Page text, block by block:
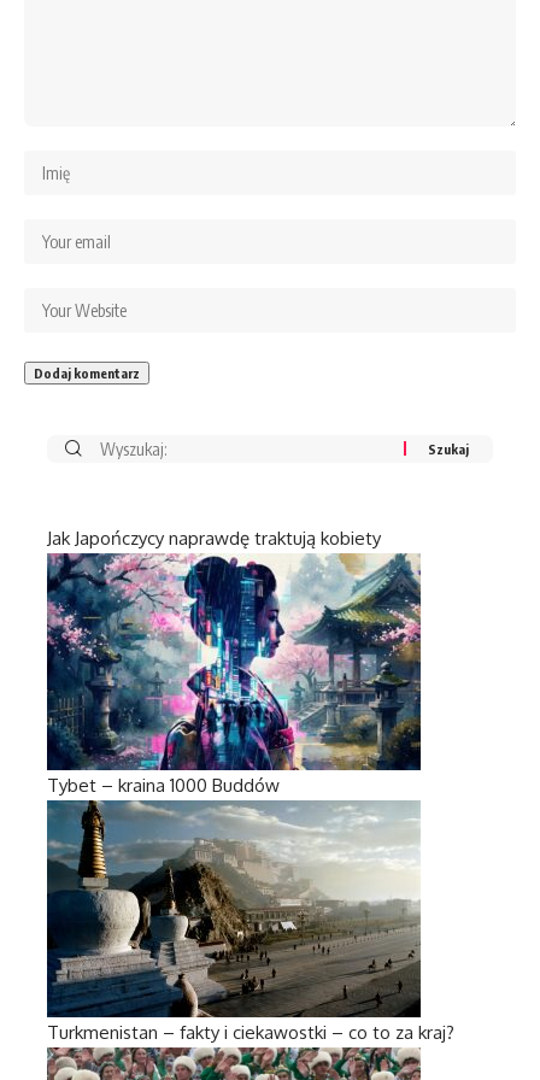
Jak Japończycy naprawdę traktują kobiety
Tybet – kraina 1000 Buddów
Turkmenistan – fakty i ciekawostki – co to za kraj?